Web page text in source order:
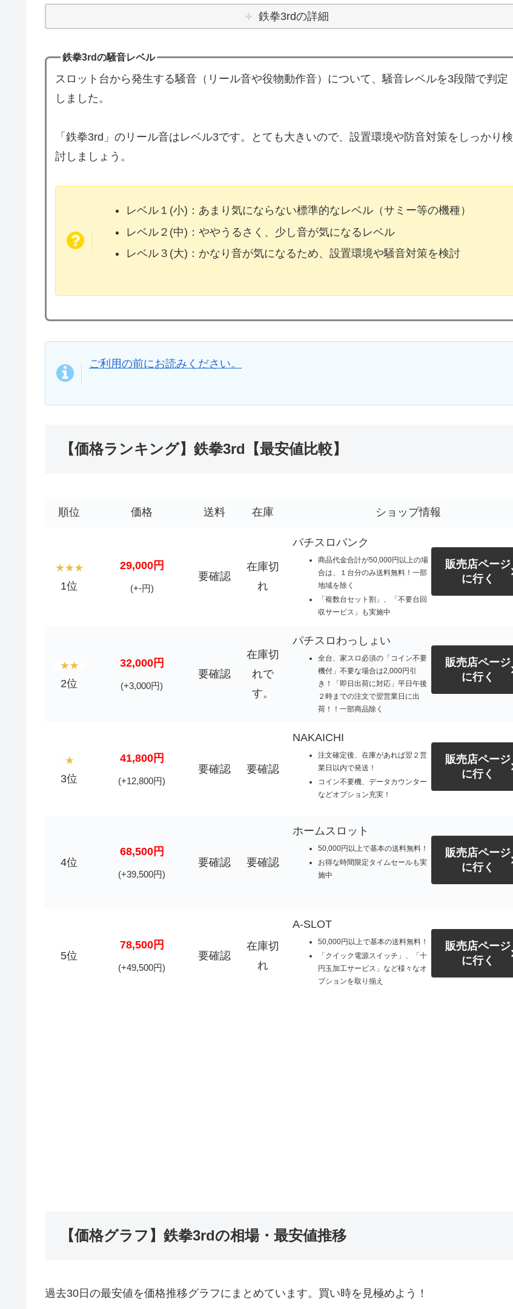
鉄拳3rdの詳細
鉄拳3rdの騒音レベル
スロット台から発生する騒音（リール音や役物動作音）について、騒音レベルを3段階で判定
しました。
「鉄拳3rd」のリール音はレベル3です。とても大きいので、設置環境や防音対策をしっかり検
討しましょう。
レベル１(小)：あまり気にならない標準的なレベル（サミー等の機種）
レベル２(中)：ややうるさく、少し音が気になるレベル
レベル３(大)：かなり音が気になるため、設置環境や騒音対策を検討
ご利用の前にお読みください。
【価格ランキング】鉄拳3rd【最安値比較】
順位 価格 送料 在庫 ショップ情報
1位
29,000円
(+-円)
要確認
在庫切
れ
パチスロバンク
商品代金合計が50,000円以上の場
合は、１台分のみ送料無料！一部
地域を除く
「複数台セット割」、「不要台回
収サービス」も実施中
販売店ページ
に行く
2位
32,000円
(+3,000円)
要確認
在庫切
れで
す。
パチスロわっしょい
全台、家スロ必須の「コイン不要
機付」不要な場合は2,000円引
き！「即日出荷に対応」平日午後
２時までの注文で翌営業日に出
荷！！一部商品除く
販売店ページ
に行く
3位
41,800円
(+12,800円)
要確認 要確認
NAKAICHI
注文確定後、在庫があれば翌２営
業日以内で発送！
コイン不要機、データカウンター
などオプション充実！
販売店ページ
に行く
4位
68,500円
(+39,500円)
要確認 要確認
ホームスロット
50,000円以上で基本の送料無料！
お得な時間限定タイムセールも実
施中
販売店ページ
に行く
5位
78,500円
(+49,500円)
要確認
在庫切
れ
A-SLOT
50,000円以上で基本の送料無料！
「クイック電源スイッチ」、「十
円玉加工サービス」など様々なオ
プションを取り揃え
販売店ページ
に行く
【価格グラフ】鉄拳3rdの相場・最安値推移
過去30日の最安値を価格推移グラフにまとめています。買い時を見極めよう！